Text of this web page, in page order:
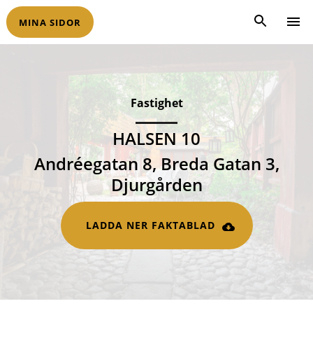
MINA SIDOR
Fastighet
HALSEN 10
Andréegatan 8, Breda Gatan 3,
Djurgården
LADDA NER FAKTABLAD